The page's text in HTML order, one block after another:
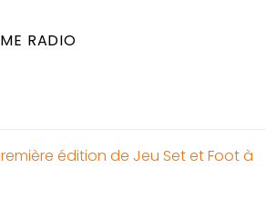
RADIO
édition de Jeu Set et Foot à